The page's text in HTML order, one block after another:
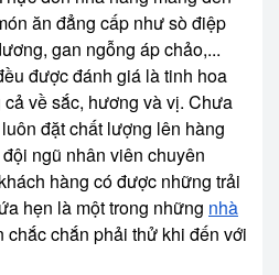
ăn đẳng cấp như sò điệp
gan ngỗng áp chảo,...
được đánh giá là tinh hoa
về sắc, hương và vị. Chưa
đặt chất lượng lên hàng
ngũ nhân viên chuyên
hàng có được những trải
hẹn là một trong những nhà
chắc chắn phải thử khi đến với